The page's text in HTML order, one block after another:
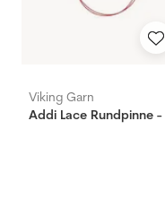
Viking Garn